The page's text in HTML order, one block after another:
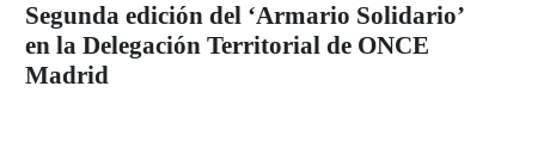
Segunda edición del ‘Armario Solidario’
en la Delegación Territorial de ONCE
Madrid